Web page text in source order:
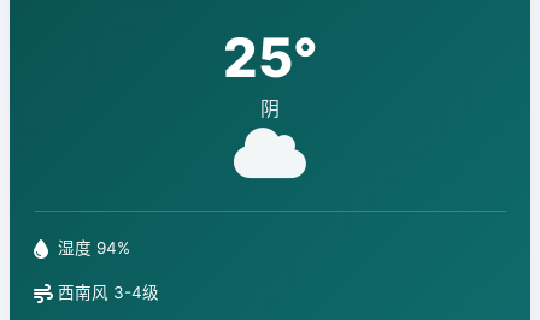
25°
阴
湿度 94%
西南风 3-4级